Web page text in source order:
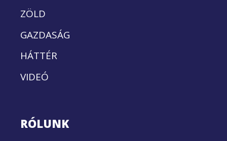
ZÖLD
GAZDASÁG
HÁTTÉR
VIDEÓ
RÓLUNK